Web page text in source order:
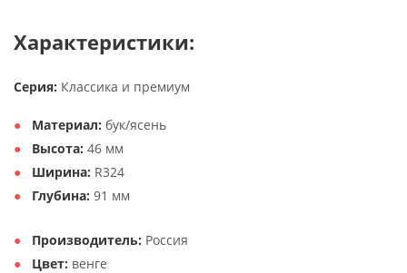
Характеристики:
Серия: Классика и премиум
Материал: бук/ясень
Высота: 46 мм
Ширина: R324
Глубина: 91 мм
Производитель: Россия
Цвет: венге